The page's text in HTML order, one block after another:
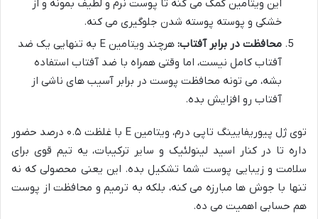
این ویتامین کمک می کنه تا پوست نرم و لطیف بمونه و از
خشکی و پوسته پوسته شدن جلوگیری می کنه.
محافظت در برابر آفتاب:
هرچند ویتامین E به تنهایی یک ضد
آفتاب کامل نیست، اما وقتی همراه با ضد آفتاب استفاده
بشه، می تونه محافظت پوست در برابر آسیب های ناشی از
آفتاب رو افزایش بده.
توی ژل پیوریفایینگ تاپی درم، ویتامین E با غلظت ۰.۵ درصد حضور
داره تا در کنار اسید لینولئیک و سایر ترکیبات، یه تیم قوی برای
سلامت و زیبایی پوست شما تشکیل بده. این یعنی محصولی که نه
تنها با جوش ها مبارزه می کنه، بلکه به ترمیم و محافظت از پوست
هم حسابی اهمیت می ده.